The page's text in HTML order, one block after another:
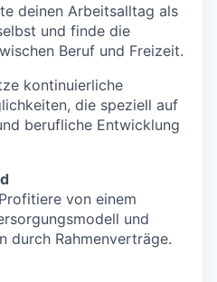
deinen Arbeitsalltag als
und finde die
Beruf und Freizeit.
kontinuierliche
die speziell auf
berufliche Entwicklung
Profitiere von einem
und
durch Rahmenverträge.